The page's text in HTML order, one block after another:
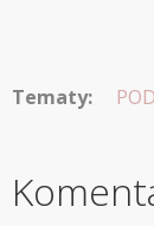
Tematy: